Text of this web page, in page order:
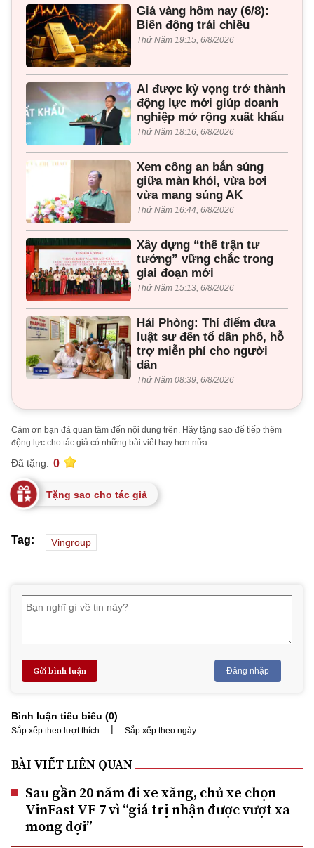
Giá vàng hôm nay (6/8):
Biến động trái chiều
Thứ Năm 19:15, 6/8/2026
AI được kỳ vọng trở thành
động lực mới giúp doanh
nghiệp mở rộng xuất khẩu
Thứ Năm 18:16, 6/8/2026
Xem công an bắn súng
giữa màn khói, vừa bơi
vừa mang súng AK
Thứ Năm 16:44, 6/8/2026
Xây dựng “thế trận tư
tưởng” vững chắc trong
giai đoạn mới
Thứ Năm 15:13, 6/8/2026
Hải Phòng: Thí điểm đưa
luật sư đến tổ dân phố, hỗ
trợ miễn phí cho người
dân
Thứ Năm 08:39, 6/8/2026
Cảm ơn bạn đã quan tâm đến nội dung trên. Hãy tặng sao để tiếp thêm
động lực cho tác giả có những bài viết hay hơn nữa.
Đã tặng: 0
Tặng sao cho tác giả
Tag: Vingroup
Gửi bình luận Đăng nhập
Bình luận tiêu biểu (0)
Sắp xếp theo lượt thích | Sắp xếp theo ngày
BÀI VIẾT LIÊN QUAN
Sau gần 20 năm đi xe xăng, chủ xe chọn
VinFast VF 7 vì “giá trị nhận được vượt xa
mong đợi”